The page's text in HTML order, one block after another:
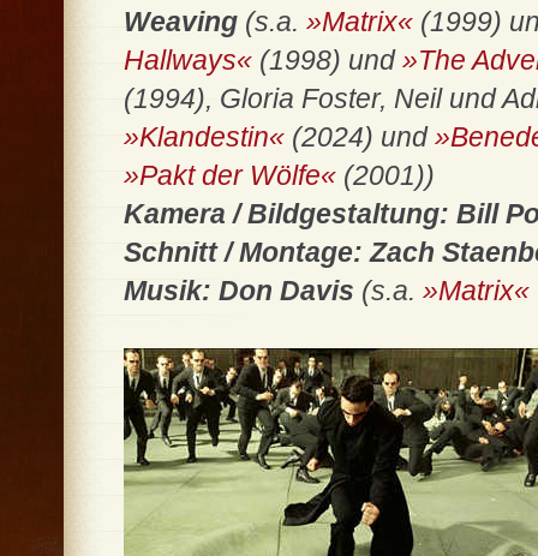
Weaving (s.a. »Matrix« (1999)
Hallways« (1998) und»The
(1994), Gloria Foster, Neil und
»Klandestin« (2024) und
»Pakt der Wölfe« (2001))
Kamera / Bildgestaltung: Bill
Schnitt / Montage: Zach
Musik: Don Davis (s.a. »Matrix«